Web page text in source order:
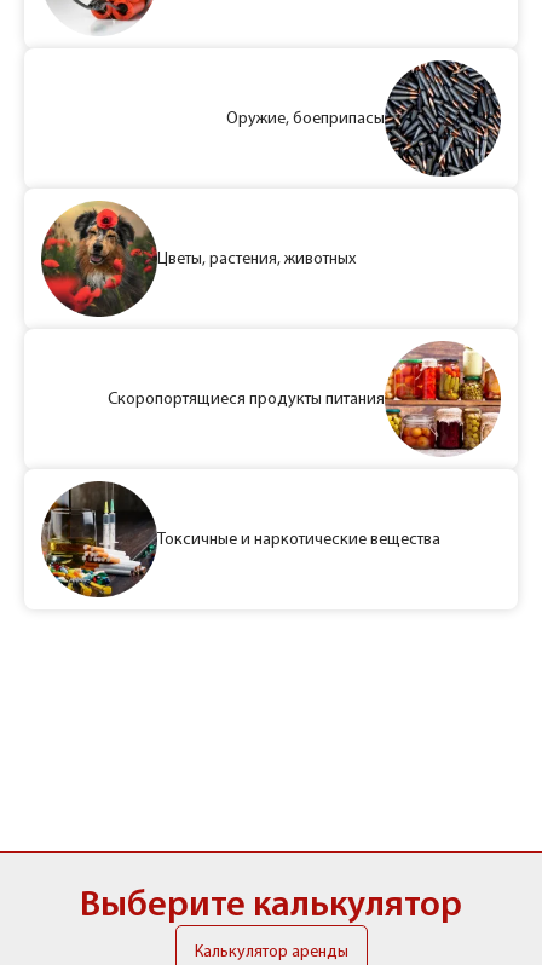
Оружие, боеприпасы
Цветы, растения, животных
Скоропортящиеся продукты питания
Токсичные и наркотические вещества
Выберите калькулятор
Калькулятор аренды